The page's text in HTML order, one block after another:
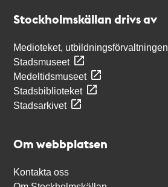
Stockholmskällan drivs av
Medioteket, utbildningsförvaltningen
Stadsmuseet
Medeltidsmuseet
Stadsbiblioteket
Stadsarkivet
Om webbplatsen
Kontakta oss